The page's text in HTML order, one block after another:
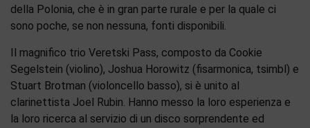
della Polonia, che è in gran parte rurale e per la quale ci
sono poche, se non nessuna, fonti disponibili.
Il magnifico trio Veretski Pass, composto da Cookie
Segelstein (violino), Joshua Horowitz (fisarmonica, tsimbl) e
Stuart Brotman (violoncello basso), si è unito al
clarinettista Joel Rubin. Hanno messo la loro esperienza e
la loro ricerca al servizio di un disco sorprendente ed